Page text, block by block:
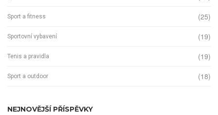
Sport a fitness (25)
Sportovní vybavení (19)
Tenis a pravidla (19)
Sport a outdoor (18)
NEJNOVĚJŠÍ PŘÍSPĚVKY